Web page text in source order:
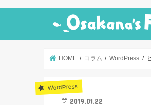
HOME コラム WordPress
WordPress
2019.01.22